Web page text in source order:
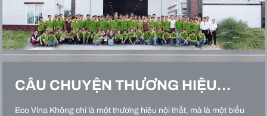
CÂU CHUYỆN THƯƠNG HIỆU…
Eco Vina Không chỉ là một thương hiệu nội thất, mà là một biểu